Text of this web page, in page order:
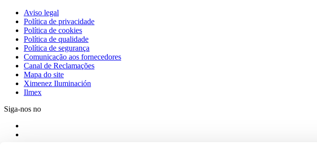
Aviso legal
Política de privacidade
Política de cookies
Política de qualidade
Política de segurança
Comunicação aos fornecedores
Canal de Reclamações
Mapa do site
Ximenez Iluminación
Ilmex
Siga-nos no